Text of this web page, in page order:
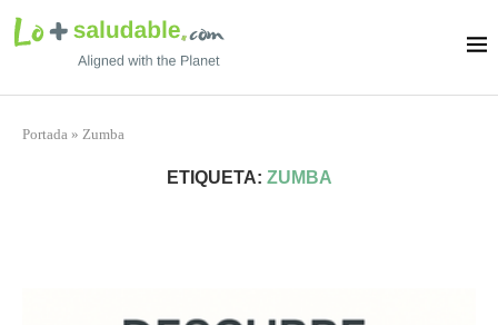
Portada » Zumba
ETIQUETA: ZUMBA